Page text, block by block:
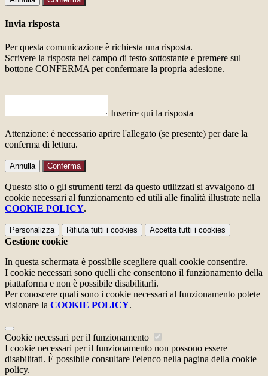
Invia risposta
Per questa comunicazione è richiesta una risposta.
Scrivere la risposta nel campo di testo sottostante e premere sul
bottone CONFERMA per confermare la propria adesione.
Inserire qui la risposta
Attenzione: è necessario aprire l'allegato (se presente) per dare la
conferma di lettura.
Annulla Conferma
Questo sito o gli strumenti terzi da questo utilizzati si avvalgono di
cookie necessari al funzionamento ed utili alle finalità illustrate nella
COOKIE POLICY.
Personalizza Rifiuta tutti i cookies Accetta tutti i cookies
Gestione cookie
In questa schermata è possibile scegliere quali cookie consentire.
I cookie necessari sono quelli che consentono il funzionamento della
piattaforma e non è possibile disabilitarli.
Per conoscere quali sono i cookie necessari al funzionamento potete
visionare la COOKIE POLICY.
Cookie necessari per il funzionamento
I cookie necessari per il funzionamento non possono essere
disabilitati. È possibile consultare l'elenco nella pagina della cookie
policy.